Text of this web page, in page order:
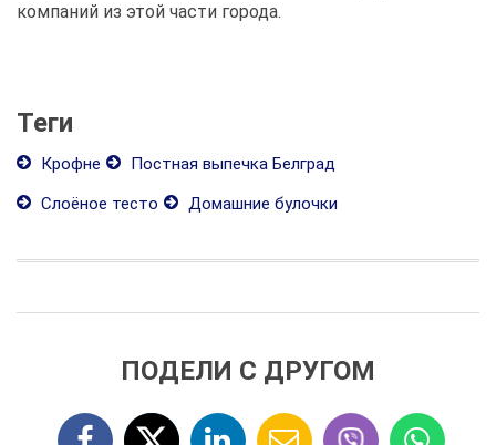
компаний из этой части города.
Теги
Крофне
Постная выпечка Белград
Слоёное тесто
Домашние булочки
ПОДЕЛИ С ДРУГОМ